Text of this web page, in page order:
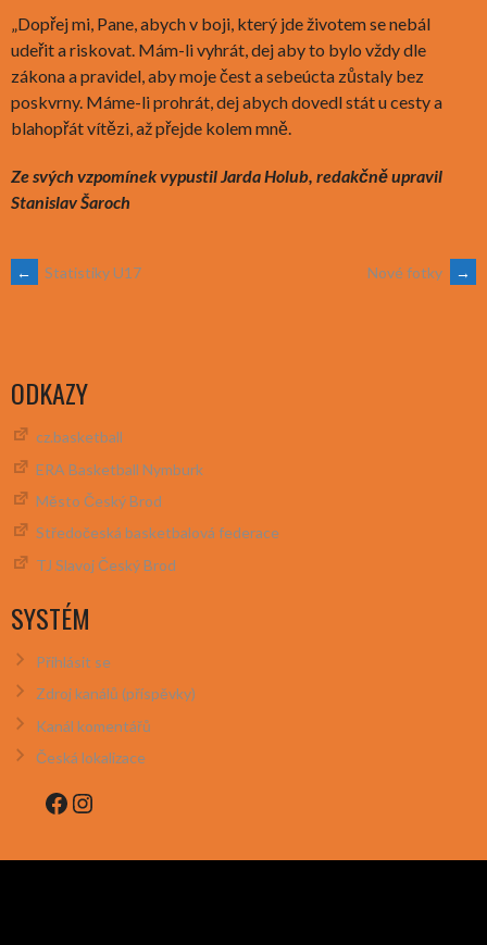
„Dopřej mi, Pane, abych v boji, který jde životem se nebál
udeřit a riskovat. Mám-li vyhrát, dej aby to bylo vždy dle
zákona a pravidel, aby moje čest a sebeúcta zůstaly bez
poskvrny. Máme-li prohrát, dej abych dovedl stát u cesty a
blahopřát vítězi, až přejde kolem mně.
Ze svých vzpomínek vypustil Jarda Holub, redakčně upravil
Stanislav Šaroch
POST
← Statistiky U17 Nové fotky →
ODKAZY
cz.basketball
ERA Basketball Nymburk
Město Český Brod
Středočeská basketbalová federace
TJ Slavoj Český Brod
SYSTÉM
Přihlásit se
Zdroj kanálů (příspěvky)
Kanál komentářů
Česká lokalizace
Facebook
Instagram